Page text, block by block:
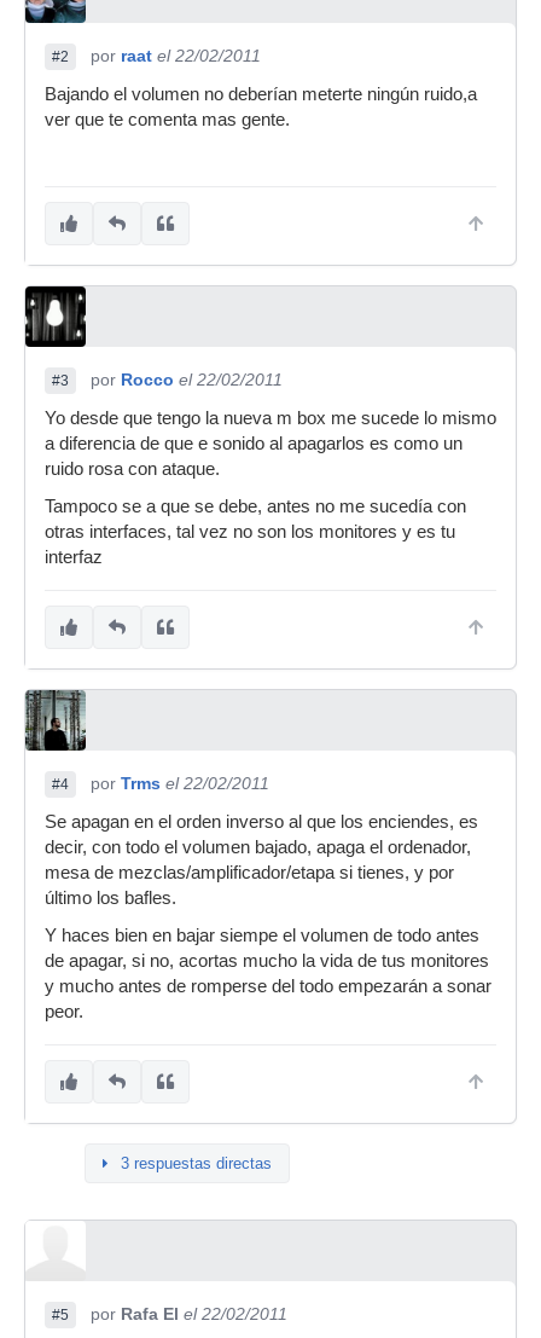
#2 por raat el 22/02/2011
Bajando el volumen no deberían meterte ningún ruido,a
ver que te comenta mas gente.
#3 por Rocco el 22/02/2011
Yo desde que tengo la nueva m box me sucede lo mismo
a diferencia de que e sonido al apagarlos es como un
ruido rosa con ataque.
Tampoco se a que se debe, antes no me sucedía con
otras interfaces, tal vez no son los monitores y es tu
interfaz
#4 por Trms el 22/02/2011
Se apagan en el orden inverso al que los enciendes, es
decir, con todo el volumen bajado, apaga el ordenador,
mesa de mezclas/amplificador/etapa si tienes, y por
último los bafles.
Y haces bien en bajar siempe el volumen de todo antes
de apagar, si no, acortas mucho la vida de tus monitores
y mucho antes de romperse del todo empezarán a sonar
peor.
3 respuestas directas
#5 por Rafa El el 22/02/2011